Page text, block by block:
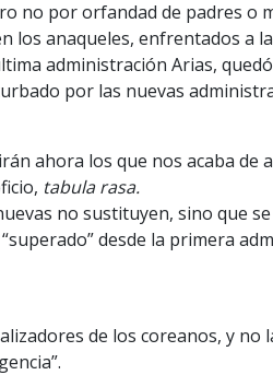
no por orfandad de padres o
anaqueles, enfrentados a
administración Arias,
por las nuevas
ahora los que nos acaba de
tabula rasa.
no sustituyen, sino que
desde la primera
de los coreanos, y